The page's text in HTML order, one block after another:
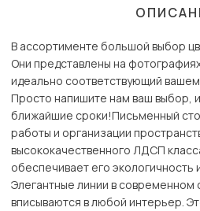
В ассортименте большой выбор
Они представлены на
идеально соответствующий
Просто напишите нам ваш выбор,
ближайшие сроки!Письменный
работы и организации
высококачественного ЛДСП
обеспечивает его экологичность
Элегантные линии в современном
вписываются в любой интерьер.